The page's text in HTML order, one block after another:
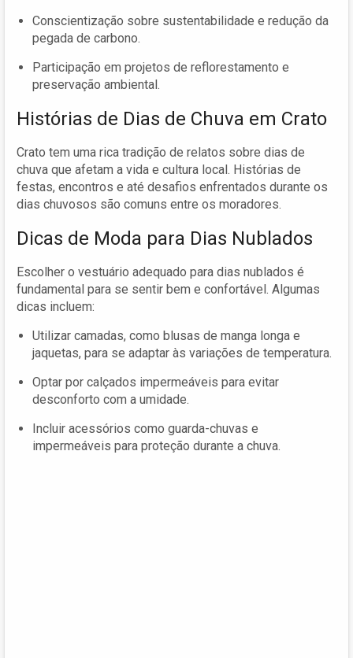
Conscientização sobre sustentabilidade e redução da
pegada de carbono.
Participação em projetos de reflorestamento e
preservação ambiental.
Histórias de Dias de Chuva em Crato
Crato tem uma rica tradição de relatos sobre dias de
chuva que afetam a vida e cultura local. Histórias de
festas, encontros e até desafios enfrentados durante os
dias chuvosos são comuns entre os moradores.
Dicas de Moda para Dias Nublados
Escolher o vestuário adequado para dias nublados é
fundamental para se sentir bem e confortável. Algumas
dicas incluem:
Utilizar camadas, como blusas de manga longa e
jaquetas, para se adaptar às variações de temperatura.
Optar por calçados impermeáveis para evitar
desconforto com a umidade.
Incluir acessórios como guarda-chuvas e
impermeáveis para proteção durante a chuva.